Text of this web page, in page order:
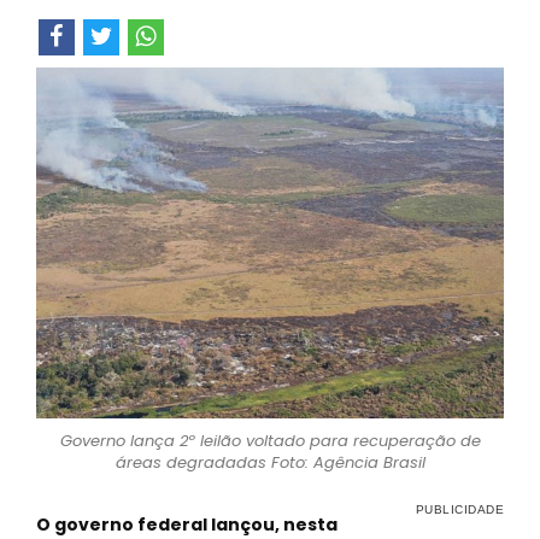
Governo lança 2º leilão voltado para recuperação de
áreas degradadas Foto: Agência Brasil
O governo federal lançou, nesta